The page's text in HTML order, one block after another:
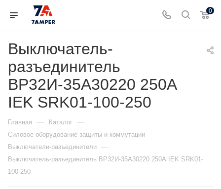
0
Выключатель-
разъединитель
ВР32И-35А30220 250А
IEK SRK01-100-250
Главная — Каталог —
Силовое оборудование защиты и коммутации —
Выключатели-разъединители —
Выключатель-разъединитель ВР32И-35А30220 250А IEK SRK01-
100-250